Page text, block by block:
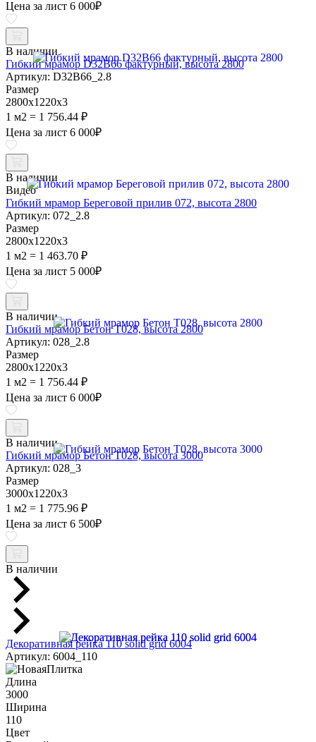
Цена за лист 6 000₽
В наличии
Гибкий мрамор D32B66 фактурный, высота 2800
Артикул: D32B66_2.8
Размер
2800х1220х3
1 м2 = 1 756.44 ₽
Цена за лист 6 000₽
В наличии
Видео
Гибкий мрамор Береговой прилив 072, высота 2800
Артикул: 072_2.8
Размер
2800х1220х3
1 м2 = 1 463.70 ₽
Цена за лист 5 000₽
В наличии
Гибкий мрамор Бетон Т028, высота 2800
Артикул: 028_2.8
Размер
2800х1220х3
1 м2 = 1 756.44 ₽
Цена за лист 6 000₽
В наличии
Гибкий мрамор Бетон Т028, высота 3000
Артикул: 028_3
Размер
3000х1220х3
1 м2 = 1 775.96 ₽
Цена за лист 6 500₽
В наличии
Декоративная рейка 110 solid grid 6004
Артикул: 6004_110
Длина
3000
Ширина
110
Цвет